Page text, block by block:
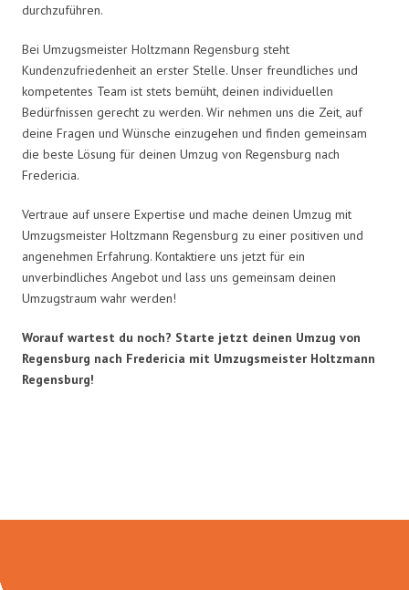
durchzuführen.
Bei Umzugsmeister Holtzmann Regensburg steht
Kundenzufriedenheit an erster Stelle. Unser freundliches und
kompetentes Team ist stets bemüht, deinen individuellen
Bedürfnissen gerecht zu werden. Wir nehmen uns die Zeit, auf
deine Fragen und Wünsche einzugehen und finden gemeinsam
die beste Lösung für deinen Umzug von Regensburg nach
Fredericia.
Vertraue auf unsere Expertise und mache deinen Umzug mit
Umzugsmeister Holtzmann Regensburg zu einer positiven und
angenehmen Erfahrung. Kontaktiere uns jetzt für ein
unverbindliches Angebot und lass uns gemeinsam deinen
Umzugstraum wahr werden!
Worauf wartest du noch? Starte jetzt deinen Umzug von
Regensburg nach Fredericia mit Umzugsmeister Holtzmann
Regensburg!